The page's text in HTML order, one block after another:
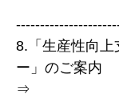
8.「生産性向上
ー」のご案内
⇒